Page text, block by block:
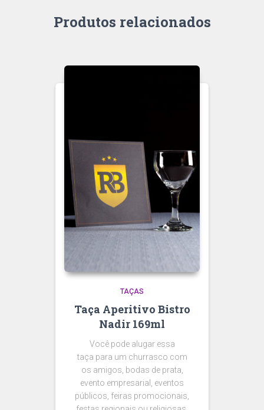
Produtos relacionados
TAÇAS
Taça Aperitivo Bistro
Nadir 169ml
Você pode alugar essa
taça para um churrasco com
os amigos, bodas de prata,
evento empresarial, eventos
públicos, feiras promocionais,